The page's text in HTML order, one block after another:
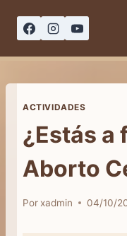
ACTIVIDADES
¿Estás a
Aborto
Por xadmin 04/10/